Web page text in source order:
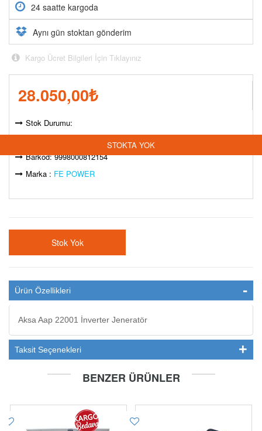
24 saatte kargoda
Aynı gün stoktan gönderim
Kargo Ücret Bilgileri İçin Tıklayınız
28.050,00₺
Stok Durumu:
STOKTA YOK
Model Kodu: STK-005465579
Barkod: 9998000812154
Marka : FE POWER
Stok Yok
Ürün Özellikleri
Aksa Aap 22001 İnverter Jeneratör
Taksit Seçenekleri
BENZER ÜRÜNLER